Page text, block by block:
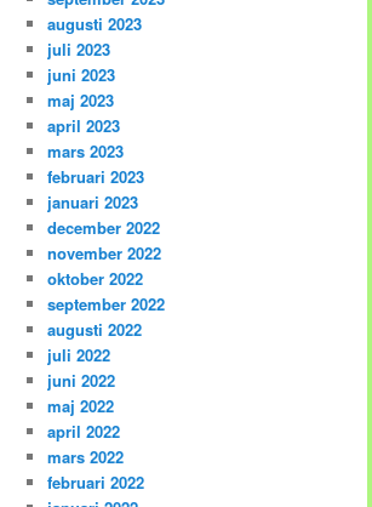
augusti 2023
juli 2023
juni 2023
maj 2023
april 2023
mars 2023
februari 2023
januari 2023
december 2022
november 2022
oktober 2022
september 2022
augusti 2022
juli 2022
juni 2022
maj 2022
april 2022
mars 2022
februari 2022